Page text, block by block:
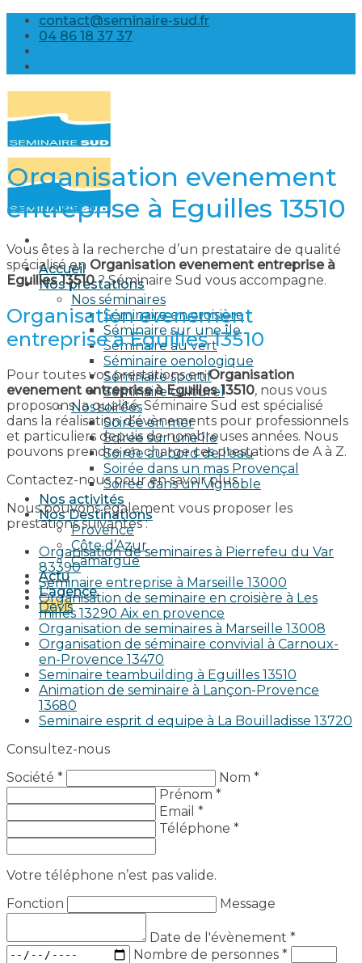
Skip
content
contact@seminaire-sud.fr
04 86 18 37 37
Accueil
Nos prestations
Nos séminaires
Séminaire en croisière
Séminaire sur une île
Séminaire au vert
Séminaire oenologique
Séminaire sportif
Séminaire culturel
Nos soirées
Soirée en mer
Soirée sur une île
Soirée au bord de l’eau
Soirée dans un mas Provençal
Soirée dans un Vignoble
Nos activités
Nos Destinations
Provence
Côte d’Azur
Camargue
Actu
L’agence
Devis
Organisation evenement
entreprise à Eguilles 13510
Vous êtes à la recherche d’un prestataire de qualité
spécialisé en Organisation evenement entreprise à
Eguilles 13510? Séminaire Sud vous accompagne.
Organisation evenement
entreprise à Eguilles 13510
Pour toutes vos prestations enOrganisation
evenement entreprise à Eguilles 13510, nous vous
proposons la qualité. Séminaire Sud est spécialisé
dans la réalisation d’évènements pour professionnels
et particuliers depuis de nombreuses années. Nous
pouvons prendre en charge ces prestations de A à Z.
Contactez-nous pour en savoir plus.
Nous pouvons également vous proposer les
prestations suivantes :
Organisation de seminaires à Pierrefeu du Var
83390
Seminaire entreprise à Marseille 13000
Organisation de seminaire en croisière à Les
milles 13290 Aix en provence​
Organisation de seminaires à Marseille 13008
Organisation de séminaire convivial à Carnoux-
en-Provence 13470
Seminaire teambuilding à Eguilles 13510
Animation de seminaire à Lançon-Provence
13680
Seminaire esprit d equipe à La Bouilladisse 13720
Consultez-nous
Société *
Nom *
Prénom *
Email *
Téléphone *
Votre téléphone n’est pas valide.
Fonction
Message
Date de l'évènement *
Nombre de personnes *